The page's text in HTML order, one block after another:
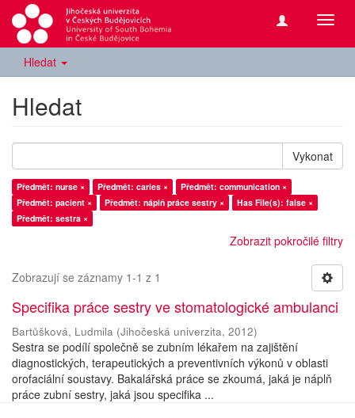
Hledat
Hledat
Vykonat
Předmět: nurse × Předmět: caries ×
Předmět: communication ×
Předmět: pacient ×
Předmět: náplň práce sestry ×
Has File(s): false ×
Předmět: sestra ×
Zobrazit pokročilé filtry
Zobrazují se záznamy 1-1 z 1
Specifika práce sestry ve stomatologické ambulanci
Bartůšková, Ludmila (Jihočeská univerzita, 2012)
Sestra se podílí společně se zubním lékařem na zajištění
diagnostických, terapeutických a preventivních výkonů v oblasti
orofaciální soustavy. Bakalářská práce se zkoumá, jaká je náplň
práce zubní sestry, jaká jsou specifika ...